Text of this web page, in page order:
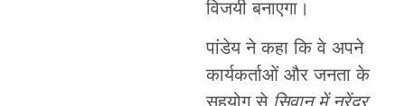
विजयी बनाएगा।
पांडेय ने कहा कि वे अपने
कार्यकर्ताओं और जनता के
सहयोग से सिवान में नरेंद्र